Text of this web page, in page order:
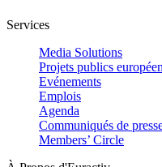
Services
Media Solutions
Projets publics
Evénements
Emplois
Agenda
Communiqués de
Members’ Circle